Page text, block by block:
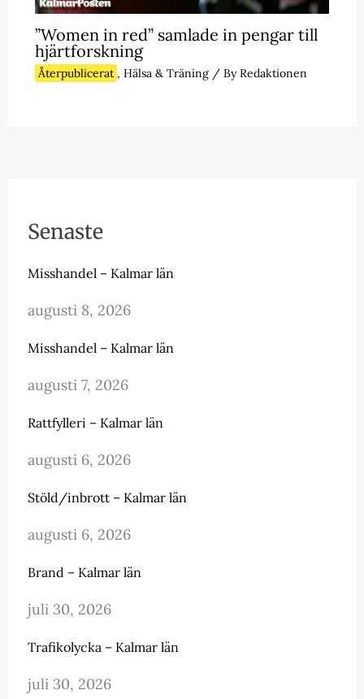
”Women in red” samlade in pengar till
hjärtforskning
Återpublicerat , Hälsa & Träning/ ByRedaktionen
Senaste
Misshandel – Kalmar län
augusti 8, 2026
Misshandel – Kalmar län
augusti 7, 2026
Rattfylleri – Kalmar län
augusti 6, 2026
Stöld/inbrott – Kalmar län
augusti 6, 2026
Brand – Kalmar län
juli 30, 2026
Trafikolycka – Kalmar län
juli 30, 2026